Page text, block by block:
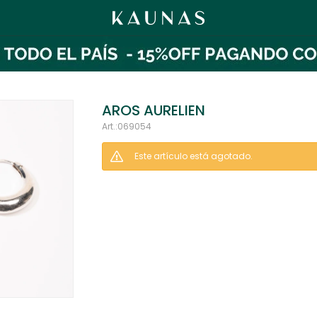
AROS AURELIEN
069054
Este artículo está agotado.